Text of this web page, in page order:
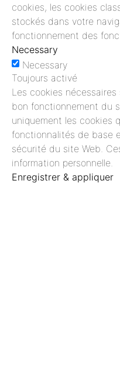
cookies, les cookies
stockés dans votre
fonctionnement des
Necessary
Necessary
Toujours activé
Les cookies
bon fonctionnement du
uniquement les cookies
fonctionnalités de base
sécurité du site Web.
information personnelle.
Enregistrer & appliquer